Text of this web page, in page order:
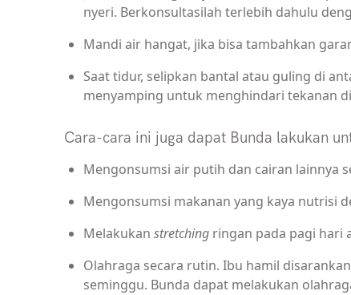
nyeri. Berkonsultasilah terlebih dahulu
Mandi air hangat, jika bisa tambahkan
Saat tidur, selipkan bantal atau guling di
menyamping untuk menghindari tekanan
Cara-cara ini juga dapat Bunda lakukan
Mengonsumsi air putih dan cairan lainnya
Mengonsumsi makanan yang kaya nutrisi
Melakukan stretching ringan pada pagi hari
Olahraga secara rutin. Ibu hamil
seminggu. Bunda dapat melakukan